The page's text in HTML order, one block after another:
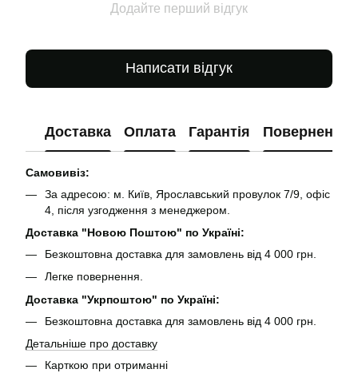
Додайте перший відгук
Написати відгук
Доставка Оплата Гарантія Повернення
Самовивіз:
За адресою: м. Київ, Ярославський провулок 7/9, офіс
4, після узгодження з менеджером.
Доставка "Новою Поштою" по Україні:
Безкоштовна доставка для замовлень від 4 000 грн.
Легке повернення.
Доставка "Укрпоштою" по Україні:
Безкоштовна доставка для замовлень від 4 000 грн.
Детальніше про доставку
Карткою при отриманні